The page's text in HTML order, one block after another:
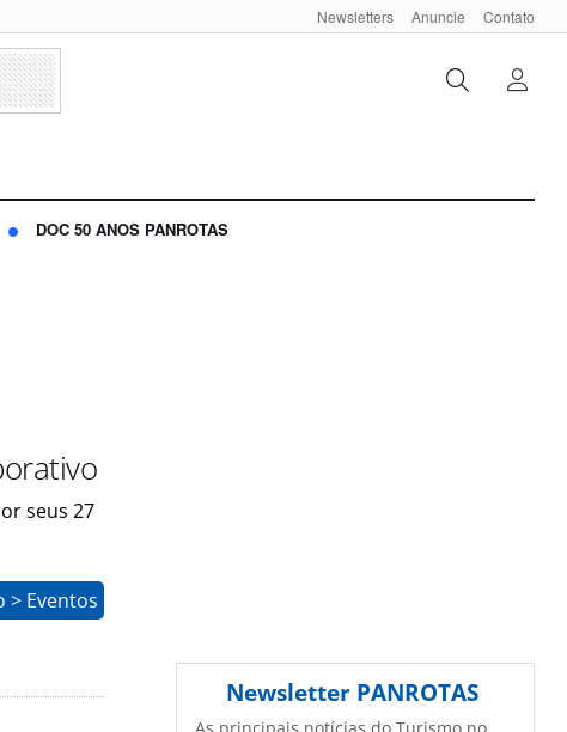
Newsletters Anuncie Contato
DOC 50 ANOS PANROTAS
seus 27
> Eventos
Newsletter PANROTAS